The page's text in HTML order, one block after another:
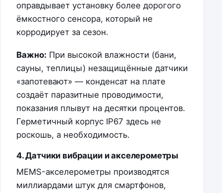
оправдывает установку более дорогого
ёмкостного сенсора, который не
корродирует за сезон.
Важно: При высокой влажности (бани,
сауны, теплицы) незащищённые датчики
«запотевают» — конденсат на плате
создаёт паразитные проводимости,
показания плывут на десятки процентов.
Герметичный корпус IP67 здесь не
роскошь, а необходимость.
4. Датчики вибрации и акселерометры
MEMS-акселерометры производятся
миллиардами штук для смартфонов,